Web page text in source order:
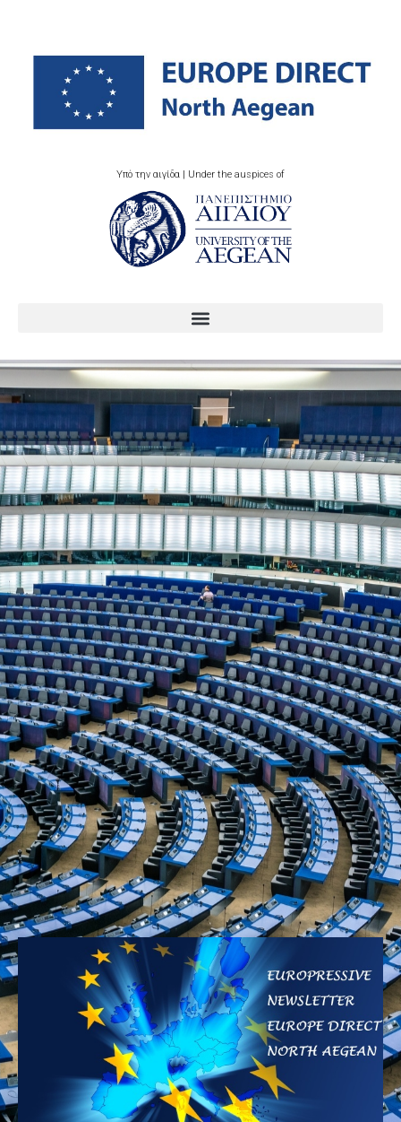
Υπό την αιγίδα | Under the auspices of